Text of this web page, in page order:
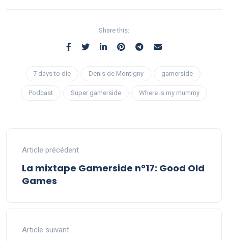
Share this:
7 days to die Denis de Montigny gamerside
Podcast Super gamerside Where is my mummy
Article précédent
La mixtape Gamerside n°17: Good Old
Games
Article suivant